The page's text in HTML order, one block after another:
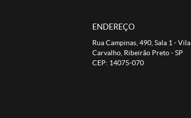
ENDEREÇO
Rua Campinas, 490, Sala 1 -Vila
Carvalho, Ribeirão Preto-SP
CEP: 14075-070